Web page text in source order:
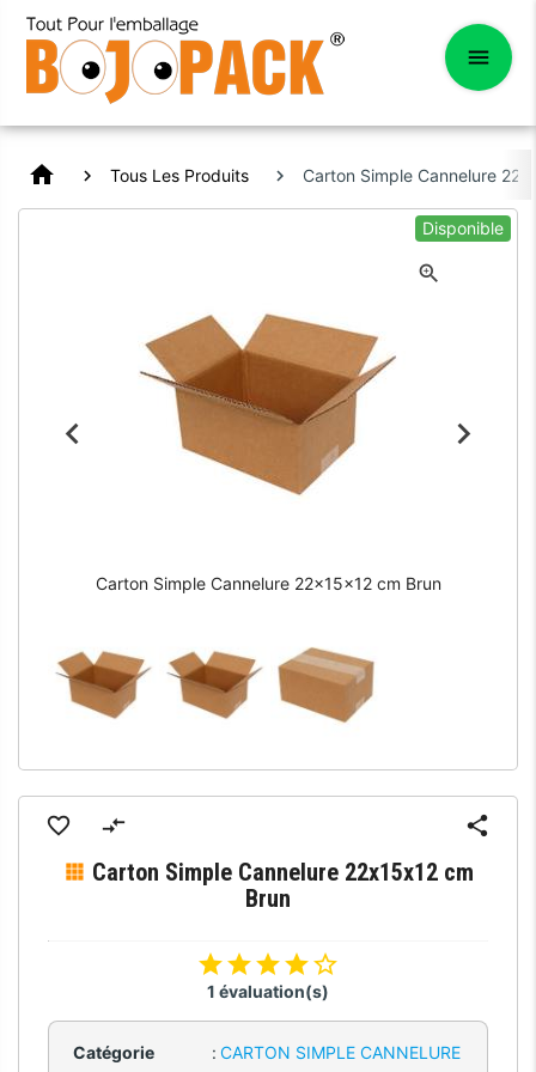
home Tous Les Produits Carton Simple Cannelure
Disponible
Carton Simple Cannelure 22x15x12 cm Brun
Carton Simple Cannelure 22x15x12 cm
Brun
1 évaluation(s)
Catégorie : CARTON SIMPLE CANNELURE